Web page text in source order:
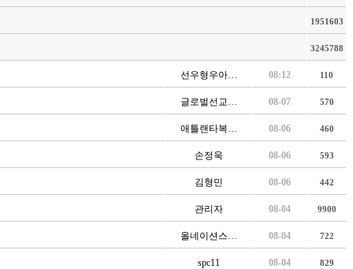
1951603
3245788
선우형우아… 08:12 110
글로벌선교… 08-07 570
애틀랜타복… 08-06 460
손정욱 08-06 593
김형민 08-06 442
관리자 08-04 9900
올네이션스… 08-04 722
spc11 08-04 829